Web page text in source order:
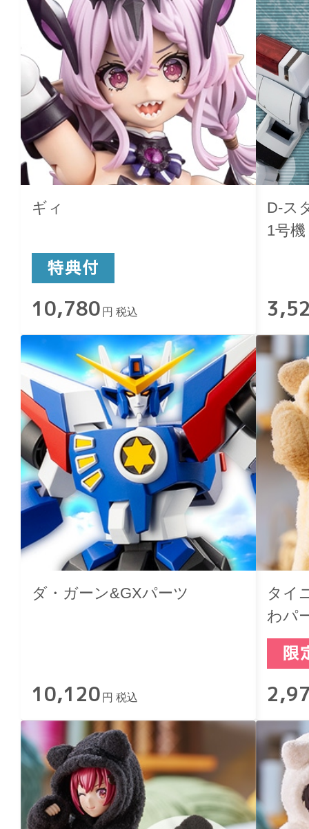
ギィ
10,780 円 税込
D-ス
1号機
ダ・ガーン&GXパーツ
10,120 円 税込
タイ
わパ